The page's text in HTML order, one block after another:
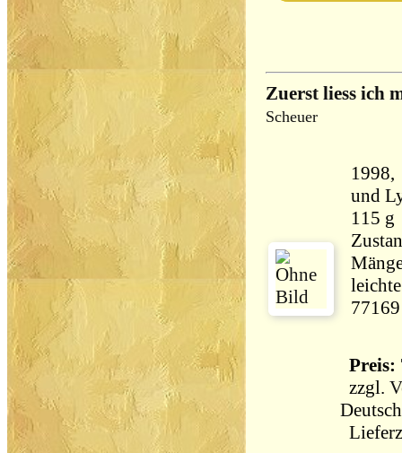
Zuerst liess ich
Scheuer
1998,
und
115 g
77169
Preis:
zzgl.